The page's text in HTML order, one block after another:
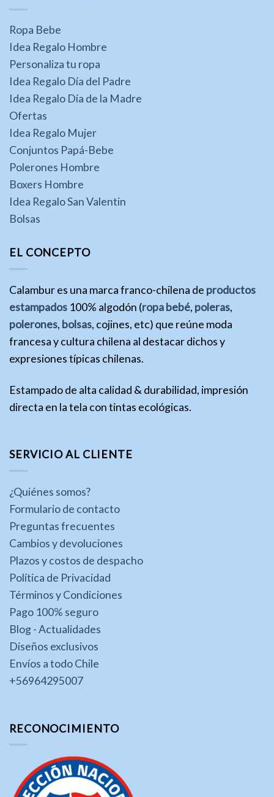
Ropa Bebe
Idea Regalo Hombre
Personaliza tu ropa
Idea Regalo Día del Padre
Idea Regalo Día de la Madre
Ofertas
Idea Regalo Mujer
Conjuntos Papá-Bebe
Polerones Hombre
Boxers Hombre
Idea Regalo San Valentin
Bolsas
EL CONCEPTO
Calambur es una marca franco-chilena de productos
estampados 100% algodón (ropa bebé, poleras,
polerones, bolsas, cojines, etc) que reúne moda
francesa y cultura chilena al destacar dichos y
expresiones típicas chilenas.
Estampado de alta calidad & durabilidad, impresión
directa en la tela con tintas ecológicas.
SERVICIO AL CLIENTE
¿Quiénes somos?
Formulario de contacto
Preguntas frecuentes
Cambios y devoluciones
Plazos y costos de despacho
Política de Privacidad
Términos y Condiciones
Pago 100% seguro
Blog - Actualidades
Diseños exclusivos
Envíos a todo Chile
+56964295007
RECONOCIMIENTO